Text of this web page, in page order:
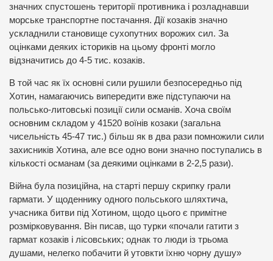
значних спустошень території противника і розладнавши
морське транспортне постачання. Дії козаків значно
ускладнили становище сухопутних ворожих сил. За
оцінками деяких істориків на цьому фронті могло
відзначитись до 4-5 тис. козаків.
В той час як їх основні сили рушили безпосередньо під
Хотин, намагаючись випередити вже підступаючи на
польсько-литовські позиції сили османів. Хоча своїм
основним складом у 41520 воїнів козаки (загальна
чисельність 45-47 тис.) більш як в два рази помножили сили
захисників Хотина, але все одно вони значно поступались в
кількості османам (за деякими оцінками в 2-2,5 рази).
Війна була позиційна, на старті першу скрипку грали
гармати. У щоденнику одного польського шляхтича,
учасника битви під Хотином, щодо цього є примітне
розмірковування. Він писав, що турки «почали гатити з
гармат козаків і лісовських; однак то люди із трьома
душами, нелегко побачити й утовкти їхню чорну душу»